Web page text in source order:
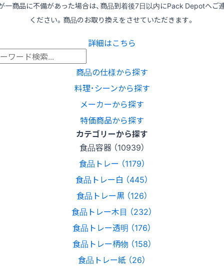
一商品に不備があった場合は、商品到着後7日以内にPack Depotへご
ください。商品のお取り換えをさせていただきます。
詳細はこちら
商品の仕様から探す
料理･シーンから探す
メーカーから探す
特価商品から探す
カテゴリーから探す
食品容器 （10939）
食品トレー （1179）
食品トレー白 （445）
食品トレー黒 （126）
食品トレー木目 （232）
食品トレー透明 （176）
食品トレー柄物 （158）
食品トレー紙 （26）